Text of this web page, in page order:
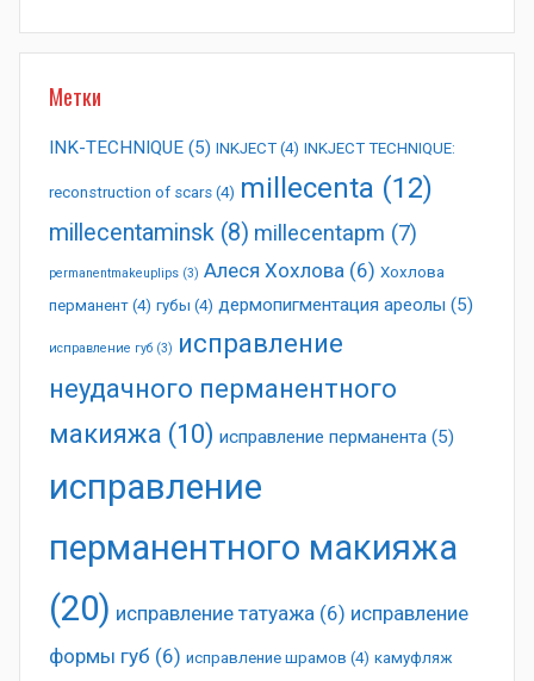
Метки
INK-TECHNIQUE (5) INKJECT (4) INKJECT TECHNIQUE:
reconstruction of scars (4) millecenta (12)
millecentaminsk (8) millecentapm (7)
permanentmakeuplips (3) Алеся Хохлова (6) Хохлова
перманент (4) губы (4) дермопигментация ареолы (5)
исправление губ (3) исправление
неудачного перманентного
макияжа (10) исправление перманента (5)
исправление
перманентного макияжа
(20) исправление татуажа (6) исправление
формы губ (6) исправление шрамов (4) камуфляж